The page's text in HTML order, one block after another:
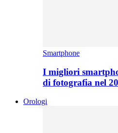
Smartphone
I migliori
di fotografia nel
Orologi